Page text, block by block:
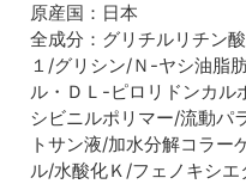
原産国：日本
全成分：グリチルリチン
１/グリシン/Ｎ-ヤシ油脂
ル・ＤＬ-ピロリドンカル
シビニルポリマー/流動パ
トサン液/加水分解コラー
ル/水酸化Ｋ/フェノキシ